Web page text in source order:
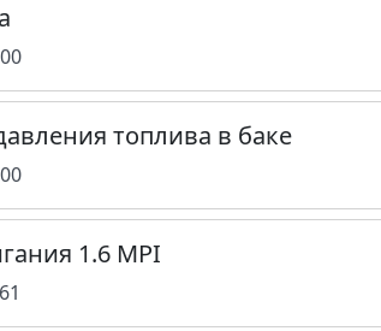
топлива в баке
1.6 MPI